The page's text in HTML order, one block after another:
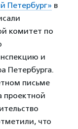
Петербург» в
комитет по
и
Петербурга.
письме
проектной
что